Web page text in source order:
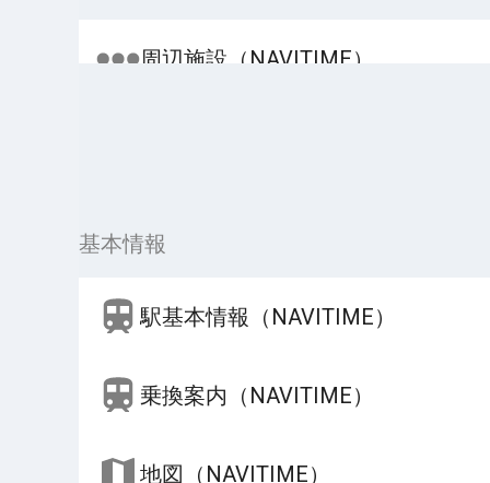
周辺施設（NAVITIME）
基本情報
駅基本情報（NAVITIME）
乗換案内（NAVITIME）
地図（NAVITIME）